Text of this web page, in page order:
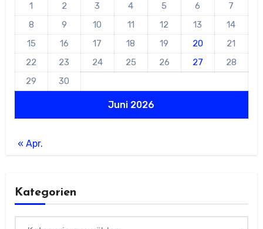
Juni 2026
1
2 3 4 5 6
7
8
9 10 11 12 13
14
15
16 17 18 19 20
21
22
23 24 25 26 27
28
29
30
« Apr.
Kategorien